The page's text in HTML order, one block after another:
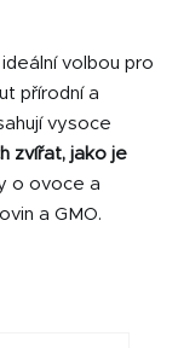
volbou pro
přírodní a
vysoce
zvířat, jako je
o ovoce a
a GMO.